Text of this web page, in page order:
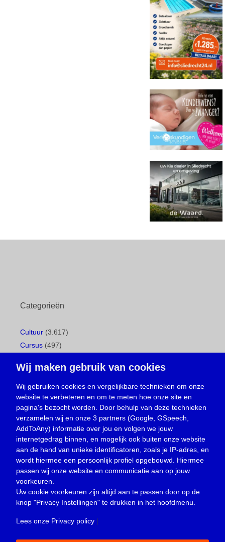
Categorieën
Cultuur (3.617)
Cursus (497)
Gemeentepagina(104)
Ingezonden brief(538)
Media(156)
Nieuws (23.330)
Oproep(734)
Overlijden(39)
Podcast(18)
prijsvraag (5)
Religie (1.438)
Service(226)
Wij maken gebruik van cookies
Wij gebruiken cookies en vergelijkbare technieken om onze
website te verbeteren en om te meten hoe onze site en
pagina's bezocht worden. Door behulp van deze technieken
verzamelen wij en onze 3 partners (Google, GSpeech,
AddToAny) informatie over jou en volgen we jouw
internetgedrag binnen, en mogelijk ook buiten onze website
aan de hand van unieke identificatoren, zoals je IP-adres, en
wordt hiermee een persoonlijk profiel opgebouwd. Hiermee
passen wij onze website en communicatie aan op jouw
voorkeuren.
Uw cookie voorkeuren zijn altijd aan te passen door op de
knop "Privacy Instellingen" te drukken in het hoofdmenu.
Lees onze Privacy policy |